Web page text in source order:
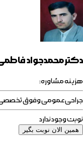
دکتر محمدجواد
هزینه مشاوره:
جراحی عمومی وفوق
نوبت وجود ندارد
همین الان نوبت بگیر